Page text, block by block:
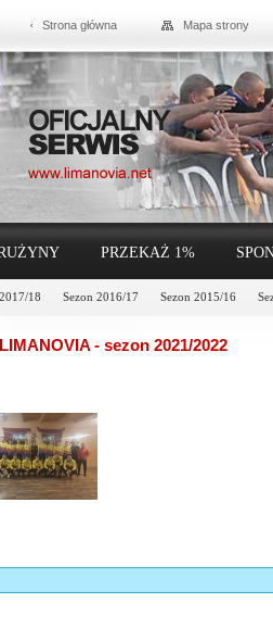
Strona główna Mapa strony
PRZEKAŻ 1%
18 Sezon 2016/17 Sezon 2015/16
- sezon 2021/2022